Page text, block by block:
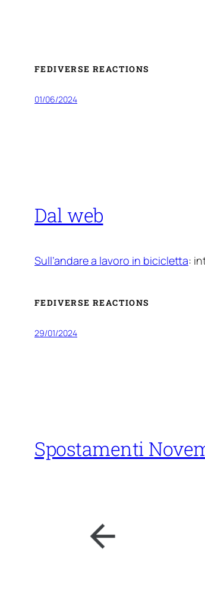
FEDIVERSE REACTIONS
01/06/2024
Dal web
Sull’andare a lavoro in bicicletta:
FEDIVERSE REACTIONS
29/01/2024
Spostamenti